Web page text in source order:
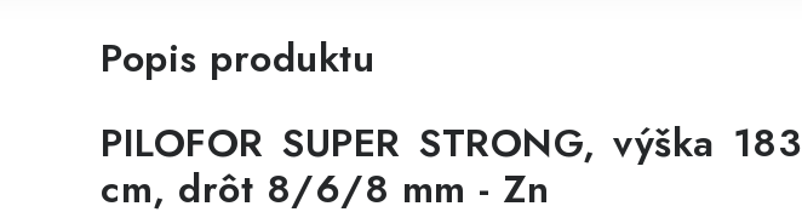
Popis produktu
PILOFOR SUPER STRONG, výška 183
cm, drôt 8/6/8 mm - Zn